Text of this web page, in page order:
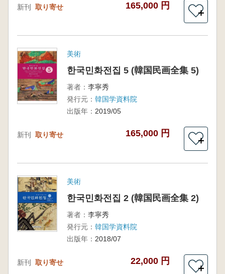
新刊 取り寄せ 165,000 円
＋
美術
한국민화전집 5 (韓国民画全集 5)
著者： 李寧秀
発行元： 韓国学資料院
出版年： 2019/05
新刊 取り寄せ 165,000 円
＋
美術
한국민화전집 2 (韓国民画全集 2)
著者： 李寧秀
発行元： 韓国学資料院
出版年： 2018/07
新刊 取り寄せ 22,000 円
＋